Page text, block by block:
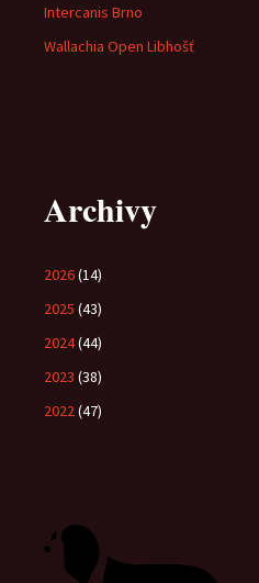
Intercanis Brno
Wallachia Open Libhošť
Archivy
2026(14)
2025 (43)
2024(44)
2023 (38)
2022 (47)